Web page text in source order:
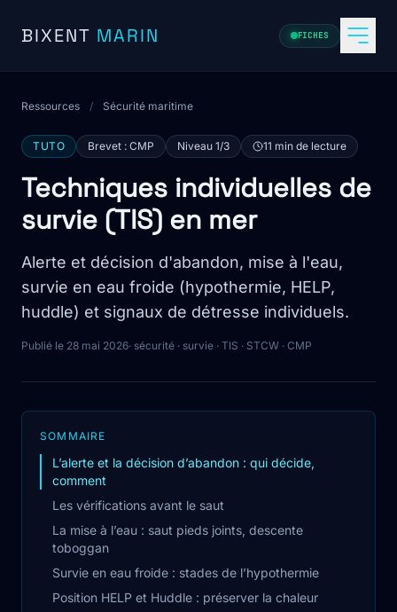
BIXENT MARIN FICHES
Ressources / Sécurité maritime
TUTO Brevet : CMP Niveau 1/3 11 min de lecture
Techniques individuelles de
survie (TIS) en mer
Alerte et décision d'abandon, mise à l'eau,
survie en eau froide (hypothermie, HELP,
huddle) et signaux de détresse individuels.
Publié le 28 mai 2026· sécurité · survie · TIS · STCW · CMP
SOMMAIRE
L’alerte et la décision d’abandon : qui décide,
comment
Les vérifications avant le saut
La mise à l’eau : saut pieds joints, descente
toboggan
Survie en eau froide : stades de l’hypothermie
Position HELP et Huddle : préserver la chaleur